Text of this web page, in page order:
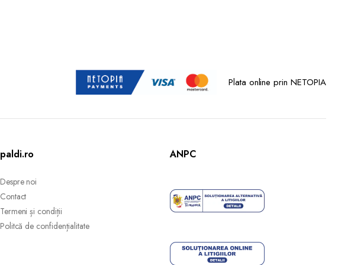
Plata online prin NETOPIA
paldi.ro
Despre noi
Contact
Termeni și condiții
Politcă de confidențialitate
ANPC